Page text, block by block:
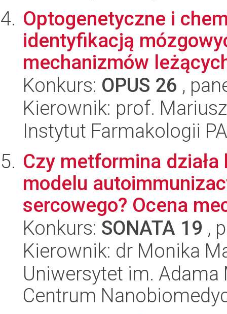
Optogenetyczne i
identyfikacją
mechanizmów
Konkurs: OPUS 26 ,
Kierownik: prof.
Instytut Farmakologii
Czy metformina
modelu
sercowego? Ocena
Konkurs: SONATA 19 ,
Kierownik: dr Monika
Uniwersytet im.
Centrum